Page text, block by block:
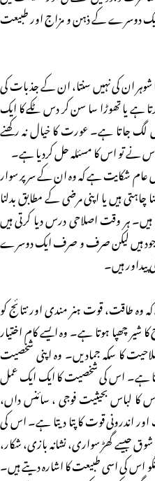
دوسرے کے ذہن و مزاج اور طبیعت
شوہر ان کی نہیں سنتا، ان کے جذبات کی
ہے یا تھوڑا سا سن کر دس ٹکے کا ایک
جاتا ہے۔ عورت کا خیال نہ رکھنے
نے تو اس کا مسئلہ حل کردیا ہے۔
شکایت ہے کہ وہ ان کے سر پر سوار
چاہتی ہیں یا اپنی مرضی کے مطابق بدلنا
ہر وقت اصلاحی درس دیا کرتی ہیں
ہیں لیکن صرف و صرف ایک دوسرے
ہیں۔
طاقت، قوت ہنر مندی اور نتائج کو
چھپا ہوتا ہے۔ وہ ایسے کام اختیار
کا سکہ جمادیں۔ وہ اپنی شخصیت
ہے۔ اس کی شخصیت کا ایک ایک عمل
لباس بحیثیت فوجی ، سائنس داں،
اندرونی قوت کا پتا دیتا ہے۔ اس کی
جیسے گھڑ سواری، نشانہ بازی، شکار،
اس کی اسی طبیعت کا اشارہ دیتے ہیں۔